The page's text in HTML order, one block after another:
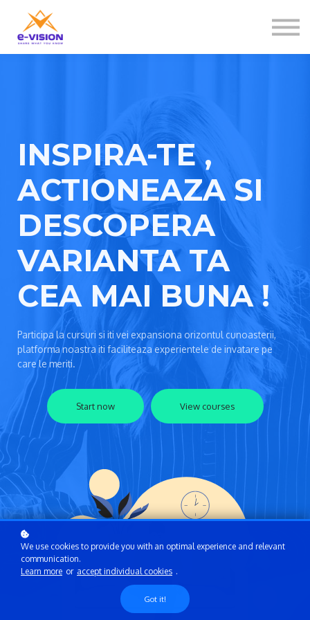
Sign in
INSPIRA-TE ,
ACTIONEAZA SI
DESCOPERA
VARIANTA TA
CEA MAI BUNA !
Participa la cursuri si iti vei expansiona orizontul cunoasterii,
platforma noastra iti faciliteaza experientele de invatare pe
care le meriti.
Start now View courses
We use cookies to provide you with an optimal experience and relevant
communication.
Learn more or accept individual cookies .
Got it!